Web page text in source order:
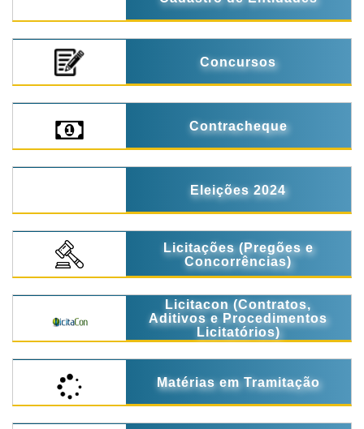
Concursos
Contracheque
Eleições 2024
Licitações (Pregões e
Concorrências)
Licitacon (Contratos,
Aditivos e Procedimentos
Licitatórios)
Matérias em Tramitação